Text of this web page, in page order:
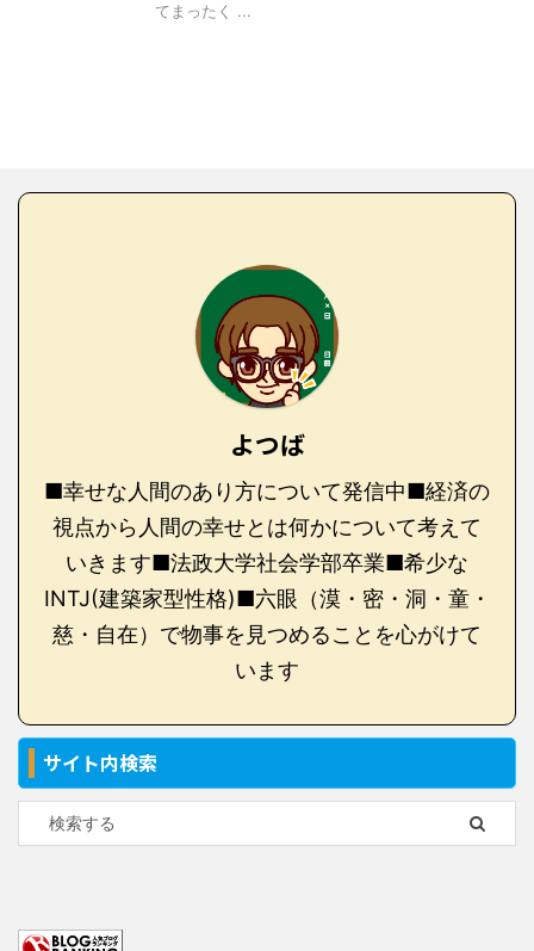
てまったく ...
よつば
■幸せな人間のあり方について発信中■経済の
視点から人間の幸せとは何かについて考えて
いきます■法政大学社会学部卒業■希少な
INTJ(建築家型性格)■六眼（漠・密・洞・童・
慈・自在）で物事を見つめることを心がけて
います
サイト内検索